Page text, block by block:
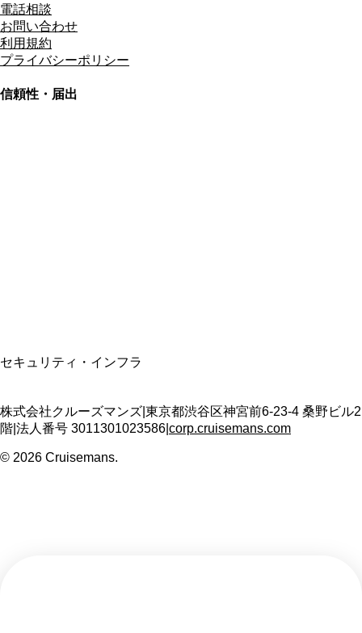
電話相談
お問い合わせ
利用規約
プライバシーポリシー
信頼性・届出
セキュリティ・インフラ
株式会社クルーズマンズ 東京都渋谷区神宮前6-23-4 桑野ビル2
階 法人番号 3011301023586 corp.cruisemans.com
© 2026 Cruisemans.